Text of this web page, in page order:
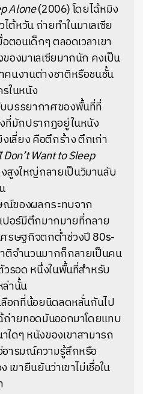
Alone(2006) โดยไฉ้หมิง
ต้หวัน ถ่ายทำในมาเลเซีย
ตอนเด็กๆ ตลอดเวลาเขา
องมาเลเซียมากนัก คงเป็น
คนงานต่างชาติหรือชนชั้น
ในหนัง
บรรยากาศของพื้นที่ที่
ที่มักปรากฏอยู่ในหนัง
เลี่ยง คือตึกร้าง ตึกเก่า
Don’t Want to Sleep
สูงใหญ่กลายเป็นวิมานลับ
ของผลกระทบจาก
ปอร์มีตึกมากมายที่กลาย
ศรษฐกิจตกต่ำช่วงปี 80s-
ติจำนวนมากก็กลายเป็นคน
วรอด หนึ่งในพื้นที่สำหรับ
ล่านั้น
ลือกที่น้อยนิดลดหลั่นกันไป
ถ่ายทอดมันออกมาโดยแทบ
ดๆ หนังของเขาสามารถ
อารมณ์ความรู้สึกหรือ
เขายืนยันว่าเขาไม่เชื่อใน